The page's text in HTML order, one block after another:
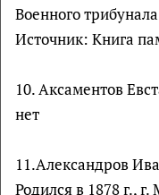
Военного
Источник: Книга
10. Аксаментов
нет
11.Александров
Родился в 1878 г.,